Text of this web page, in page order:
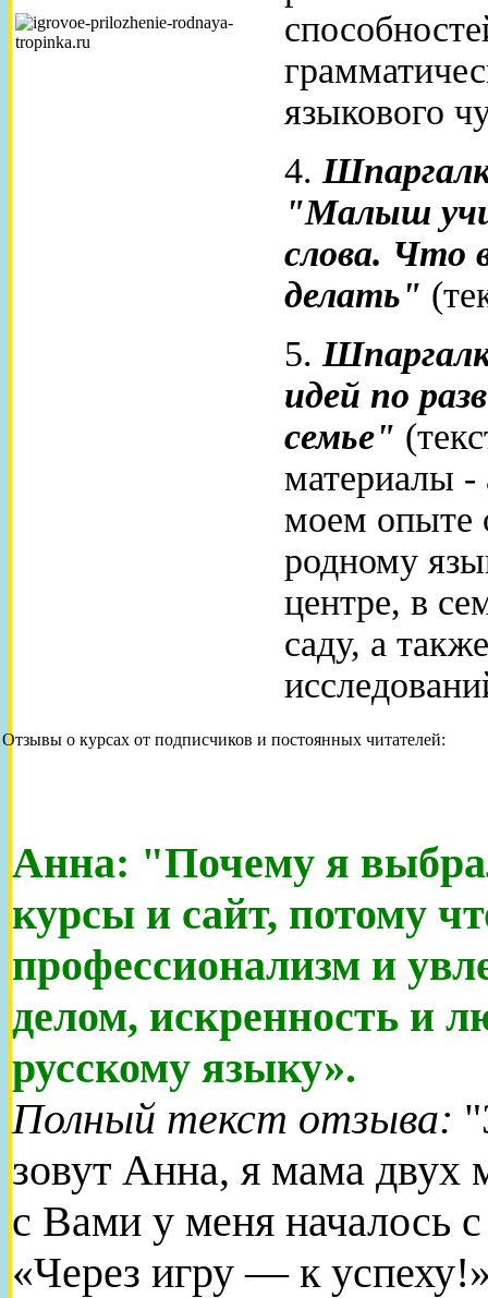
языкового
4.
"Малыш
слова. Что
делать"
5.
идей по
семье"
материалы -
моем опыте
родному
центре, в
саду, а
Отзывы о курсах от подписчиков и постоянных читателей:
Анна: "Почему я
курсы и сайт, потому
профессионализм и
делом, искренность и
русскому языку».
Полный текст отзыва:
зовут Анна, я мама двух
с Вами у меня началось
«Через игру — к